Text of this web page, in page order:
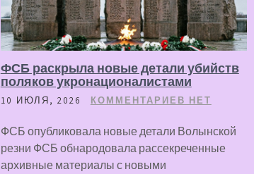
ФСБ раскрыла новые детали убийств
поляков укронационалистами
10 ИЮЛЯ, 2026 КОММЕНТАРИЕВ НЕТ
ФСБ опубликовала новые детали Волынской
резни ФСБ обнародовала рассекреченные
архивные материалы с новыми